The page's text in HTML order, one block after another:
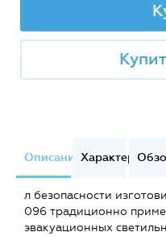
Описание
л безопасности
096 традиционно
эвакуационных